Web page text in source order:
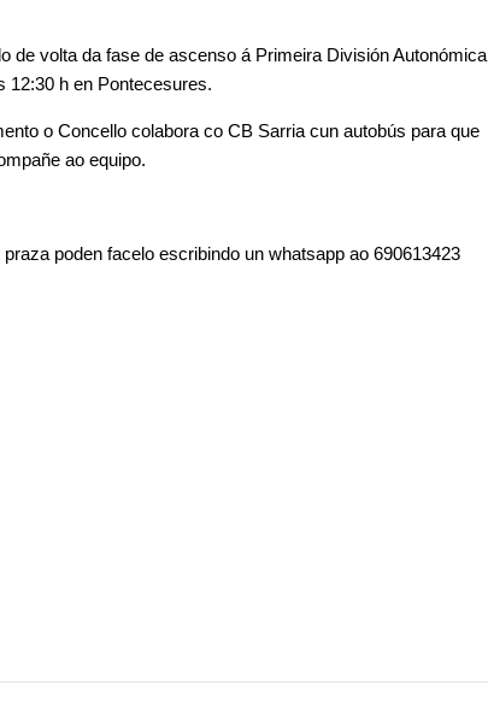
de volta da fase de ascenso á Primeira División Autonómica
12:30 h en Pontecesures.
o Concello colabora co CB Sarria cun autobús para que
ao equipo.
poden facelo escribindo un whatsapp ao 690613423